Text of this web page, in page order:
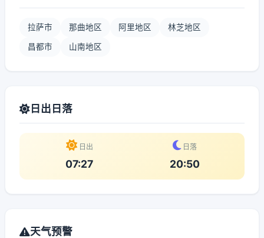
拉萨市 那曲地区 阿里地区 林芝地区
昌都市 山南地区
日出日落
日出
07:27
日落
20:50
天气预警